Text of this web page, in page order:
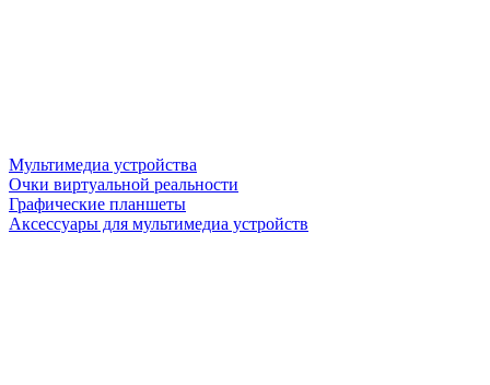
Мультимедиа устройства
Очки виртуальной реальности
Графические планшеты
Аксессуары для мультимедиа устройств